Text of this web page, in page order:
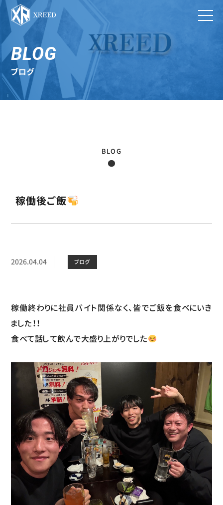
BLOG
ブログ
稼働後ご飯
BLOG
2026.04.04 ブログ
稼働終わりに社員バイト関係なく、皆でご飯を食べにいき
ました！！
食べて話して飲んで大盛り上がりでした